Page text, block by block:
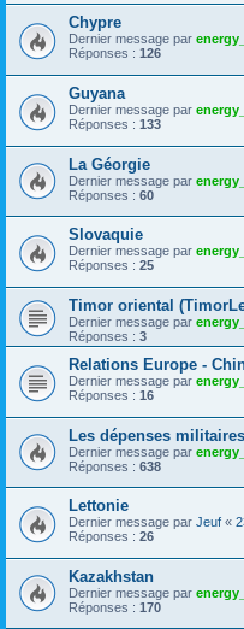
Chypre
Dernier message par
Réponses : 126
Guyana
Dernier message par
Réponses : 133
La Géorgie
Dernier message par
Réponses : 60
Slovaquie
Dernier message par
Réponses : 25
Timor oriental
Dernier message par
Réponses : 3
Relations Europe -
Dernier message par
Réponses : 16
Les dépenses
Dernier message par
Réponses : 638
Lettonie
Dernier message par Jeuf «
Réponses : 26
Kazakhstan
Dernier message par
Réponses : 170